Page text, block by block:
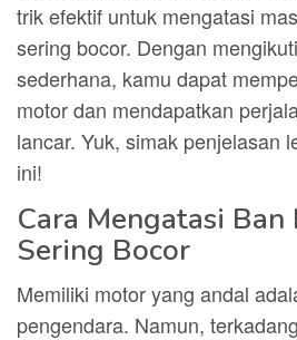
trik efektif untuk mengatasi
sering bocor. Dengan
sederhana, kamu dapat
motor dan mendapatkan
lancar. Yuk, simak penjelasan
ini!
Cara Mengatasi Ban
Sering Bocor
Memiliki motor yang andal
pengendara. Namun,